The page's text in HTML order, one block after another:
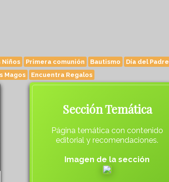
Niños Primera comunión Bautismo
Día del Padre
Magos Encuentra Regalos
Sección Temática
Página temática con contenido
editorial y recomendaciones.
Imagen de la sección